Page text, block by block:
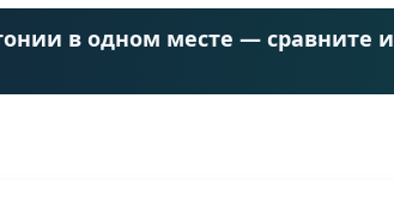
в одном месте — сравните и